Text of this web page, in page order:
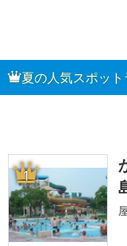
夏の人気スポット
1